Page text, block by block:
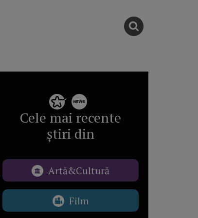
Cele mai recente
știri din
Artă&Cultură
Film